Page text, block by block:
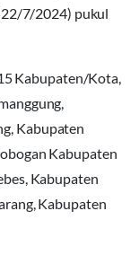
7/2024) pukul
Kabupaten/Kota,
Kabupaten
Kabupaten
Kabupaten
Kabupaten